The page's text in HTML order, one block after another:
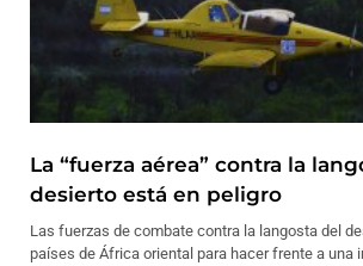
La “fuerza aérea” contra la
desierto está en peligro
Las fuerzas de combate contra la langosta del
países de África oriental para hacer frente a una